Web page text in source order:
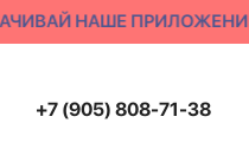
НАШЕ ПРИЛОЖЕНИЕ |
+7 (905) 808-71-38